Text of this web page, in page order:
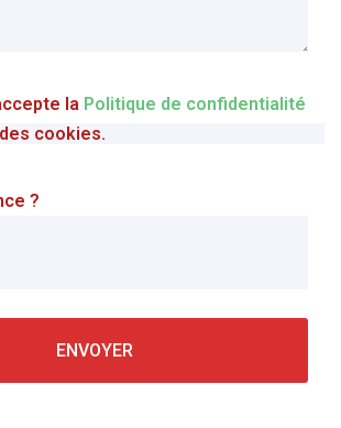
la Politique de confidentialité
cookies.
?